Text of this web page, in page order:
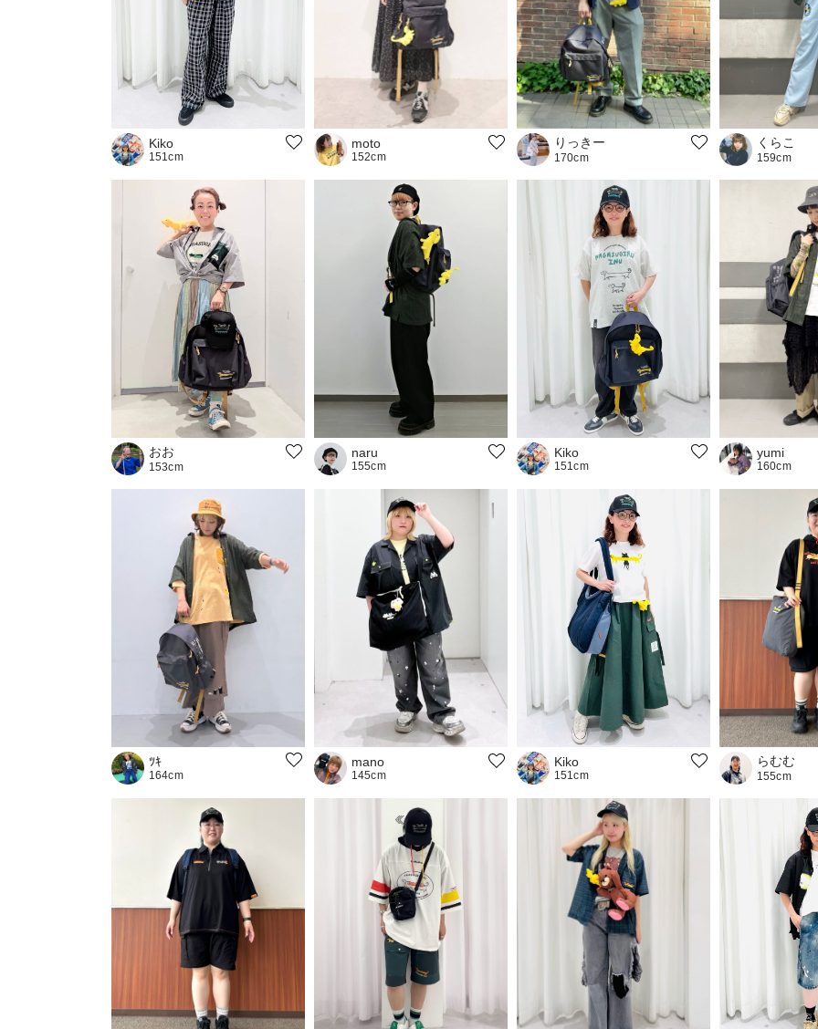
Kiko
151cm
moto
152cm
りっきー
170cm
くらこ
159cm
おお
153cm
naru
155cm
Kiko
151cm
yumi
160cm
ﾂｷ
164cm
mano
145cm
Kiko
151cm
らむむ
155cm